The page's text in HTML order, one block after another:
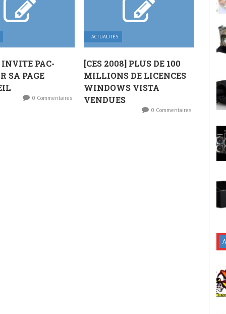
INVITE PAC-
SA PAGE
0 Commentaires
ACTUALITÉS
[CES 2008] PLUS DE 100
MILLIONS DE LICENCES
WINDOWS VISTA
VENDUES
0 Commentaires